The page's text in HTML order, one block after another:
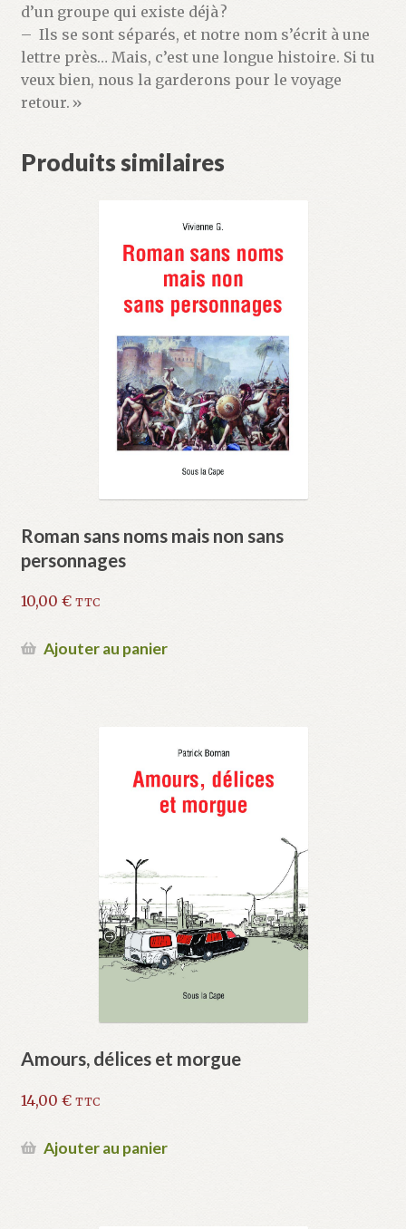
d’un groupe qui existe déjà ?
– Ils se sont séparés, et notre nom s’écrit à une
lettre près… Mais, c’est une longue histoire. Si tu
veux bien, nous la garderons pour le voyage
retour. »
Produits similaires
Roman sans noms mais non sans
personnages
10,00 € TTC
Ajouter au panier
Amours, délices et morgue
14,00 € TTC
Ajouter au panier